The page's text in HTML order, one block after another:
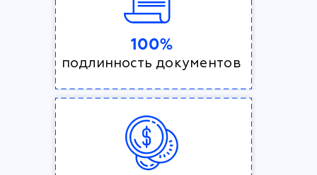
100%
подлинность документов